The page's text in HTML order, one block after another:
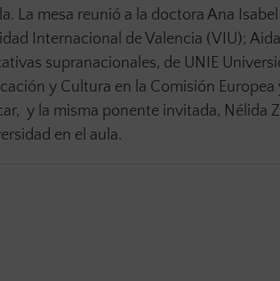
La mesa reunió a la doctora Ana
Internacional de Valencia (VIU);
supranacionales, de UNIE
y Cultura en la Comisión
y la misma ponente invitada, Nélida
en el aula.